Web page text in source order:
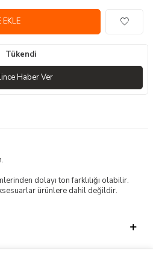
EKLE
Tükendi
Haber Ver
dolayı ton farklılığı olabilir.
ürünlere dahil değildir.